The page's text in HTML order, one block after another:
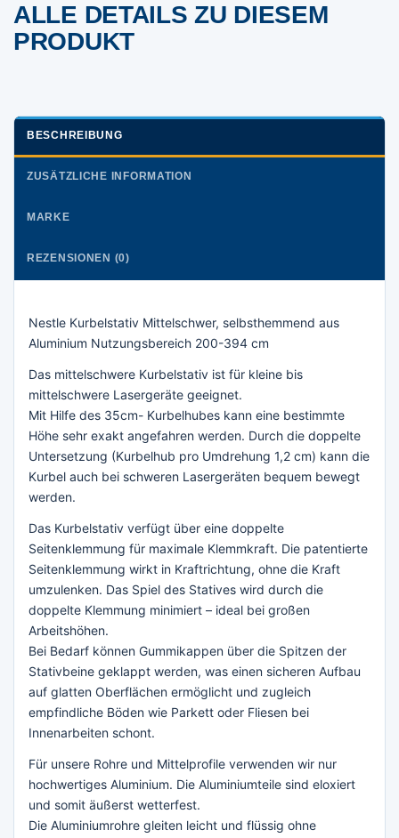
ALLE DETAILS ZU DIESEM
PRODUKT
BESCHREIBUNG
ZUSÄTZLICHE INFORMATION
MARKE
REZENSIONEN (0)
Nestle Kurbelstativ Mittelschwer, selbsthemmend aus
Aluminium Nutzungsbereich 200-394 cm
Das mittelschwere Kurbelstativ ist für kleine bis
mittelschwere Lasergeräte geeignet.
Mit Hilfe des 35cm- Kurbelhubes kann eine bestimmte
Höhe sehr exakt angefahren werden. Durch die doppelte
Untersetzung (Kurbelhub pro Umdrehung 1,2 cm) kann die
Kurbel auch bei schweren Lasergeräten bequem bewegt
werden.
Das Kurbelstativ verfügt über eine doppelte
Seitenklemmung für maximale Klemmkraft. Die patentierte
Seitenklemmung wirkt in Kraftrichtung, ohne die Kraft
umzulenken. Das Spiel des Statives wird durch die
doppelte Klemmung minimiert – ideal bei großen
Arbeitshöhen.
Bei Bedarf können Gummikappen über die Spitzen der
Stativbeine geklappt werden, was einen sicheren Aufbau
auf glatten Oberflächen ermöglicht und zugleich
empfindliche Böden wie Parkett oder Fliesen bei
Innenarbeiten schont.
Für unsere Rohre und Mittelprofile verwenden wir nur
hochwertiges Aluminium. Die Aluminiumteile sind eloxiert
und somit äußerst wetterfest.
Die Aluminiumrohre gleiten leicht und flüssig ohne